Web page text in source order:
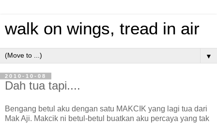
walk on wings, tread in air
▼
2010-10-08
Dah tua tapi....
Bengang betul aku dengan satu MAKCIK yang lagi tua dari
Mak Aji. Makcik ni betul-betul buatkan aku percaya yang tak